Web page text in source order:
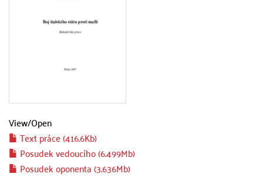
View/Open
Text práce (416.6Kb)
Posudek vedoucího (6.499Mb)
Posudek oponenta (3.636Mb)